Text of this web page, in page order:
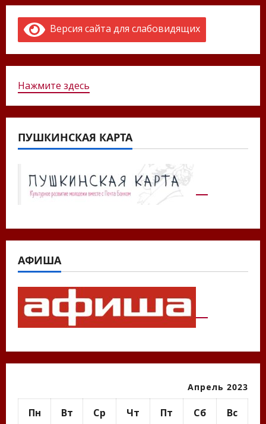
Версия сайта для слабовидящих
Нажмите здесь
ПУШКИНСКАЯ КАРТА
АФИША
Апрель 2023
Пн Вт Ср Чт Пт Сб Вс